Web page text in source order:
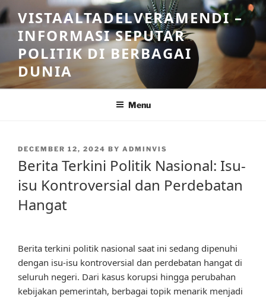
Skip
to
content
VISTAALTADELVERAMENDI –
INFORMASI SEPUTAR
POLITIK DI BERBAGAI
DUNIA
Menu
POSTED
DECEMBER 12, 2024 BY ADMINVIS
Berita Terkini Politik Nasional: Isu-
isu Kontroversial dan Perdebatan
Hangat
Berita terkini politik nasional saat ini sedang dipenuhi
dengan isu-isu kontroversial dan perdebatan hangat di
seluruh negeri. Dari kasus korupsi hingga perubahan
kebijakan pemerintah, berbagai topik menarik menjadi